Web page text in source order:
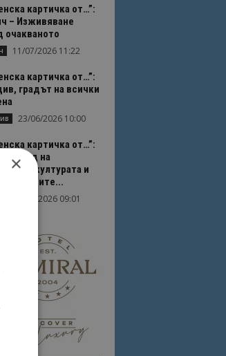
картичка от…”:
– Изживяване
очакваното
11/07/2026 11:22
картичка от…”:
градът на всички
23/06/2026 10:00
картичка от…”:
– град на
културата и
17/06/2026 09:01
×